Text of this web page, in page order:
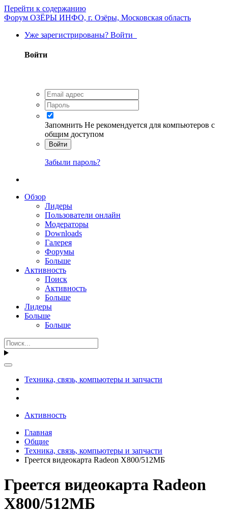
Перейти к содержанию
Форум ОЗЁРЫ ИНФО, г. Озёры, Московская область
Уже зарегистрированы? Войти
Войти
Запомнить Не рекомендуется для компьютеров с
общим доступом
Войти
Забыли пароль?
Обзор
Лидеры
Пользователи онлайн
Модераторы
Downloads
Галерея
Форумы
Больше
Активность
Поиск
Активность
Больше
Лидеры
Больше
Больше
Техника, связь, компьютеры и запчасти
Активность
Главная
Общие
Техника, связь, компьютеры и запчасти
Греется видеокарта Radeon X800/512МБ
Греется видеокарта Radeon
X800/512МБ